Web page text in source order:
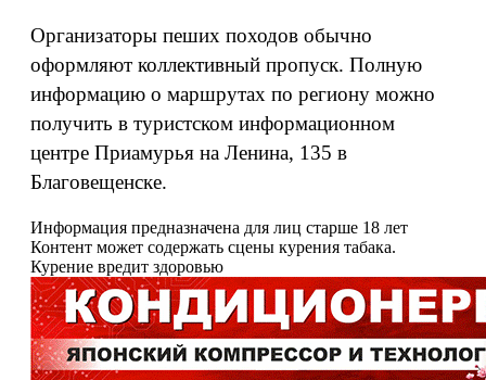
Организаторы пеших походов обычно
оформляют коллективный пропуск. Полную
информацию о маршрутах по региону можно
получить в туристском информационном
центре Приамурья на Ленина, 135 в
Благовещенске.
Информация предназначена для лиц старше 18 лет
Контент может содержать сцены курения табака.
Курение вредит здоровью